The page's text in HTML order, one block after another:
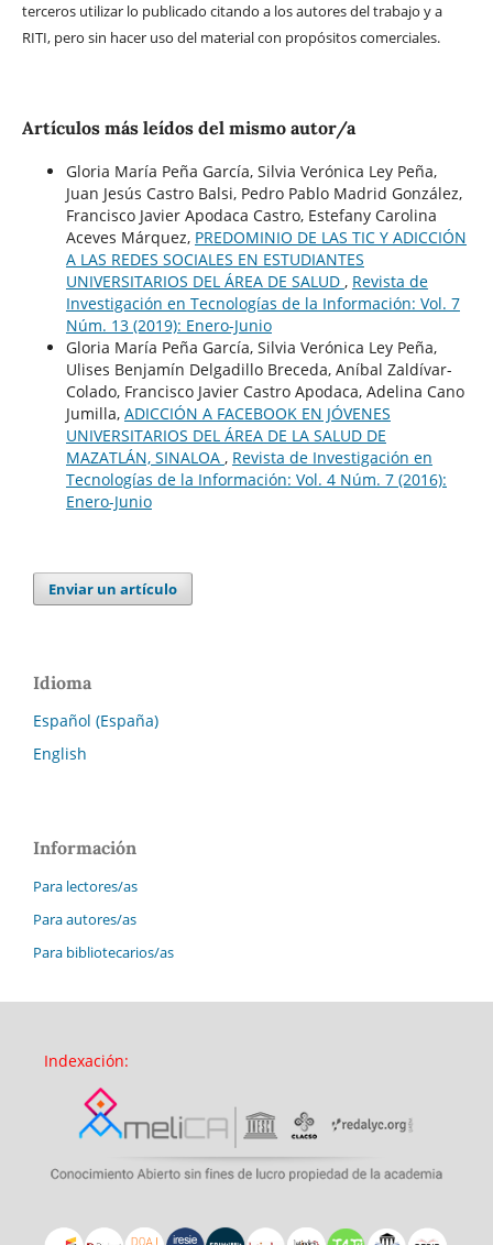
terceros utilizar lo publicado citando a los autores del trabajo y a
RITI, pero sin hacer uso del material con propósitos comerciales.
Artículos más leídos del mismo autor/a
Gloria María Peña García, Silvia Verónica Ley Peña,
Juan Jesús Castro Balsi, Pedro Pablo Madrid González,
Francisco Javier Apodaca Castro, Estefany Carolina
Aceves Márquez, PREDOMINIO DE LAS TIC Y ADICCIÓN
A LAS REDES SOCIALES EN ESTUDIANTES
UNIVERSITARIOS DEL ÁREA DE SALUD , Revista de
Investigación en Tecnologías de la Información: Vol. 7
Núm. 13 (2019): Enero-Junio
Gloria María Peña García, Silvia Verónica Ley Peña,
Ulises Benjamín Delgadillo Breceda, Aníbal Zaldívar-
Colado, Francisco Javier Castro Apodaca, Adelina Cano
Jumilla, ADICCIÓN A FACEBOOK EN JÓVENES
UNIVERSITARIOS DEL ÁREA DE LA SALUD DE
MAZATLÁN, SINALOA , Revista de Investigación en
Tecnologías de la Información: Vol. 4 Núm. 7 (2016):
Enero-Junio
Enviar un artículo
Idioma
Español (España)
English
Información
Para lectores/as
Para autores/as
Para bibliotecarios/as
Indexación: